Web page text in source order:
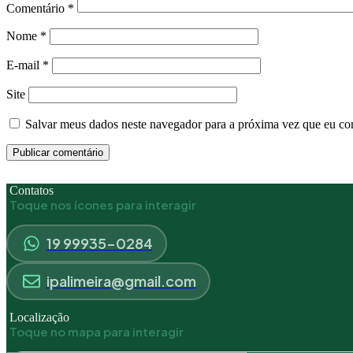
Comentário *
Nome *
E-mail *
Site
Salvar meus dados neste navegador para a próxima vez que eu
Contatos
Toque nos ícones para interagir
19 99935-0284
ipalimeira@gmail.com
Localização
Toque no mapa para interagir